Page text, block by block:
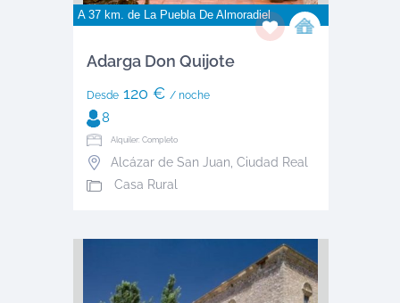
A 37 km. de La Puebla De Almoradiel
Adarga Don Quijote
Desde120 € / noche
8
Alquiler: Completo
Alcázar de San Juan Ciudad Real
Casa Rural